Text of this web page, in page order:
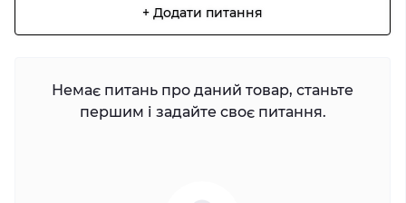
+ Додати питання
Немає питань про даний товар, станьте
першим і задайте своє питання.